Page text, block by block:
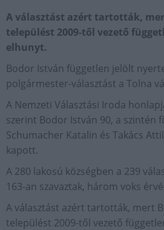
A választást azért tartották,
települést 2009-től vezető
elhunyt.
Bodor István független jelölt
polgármester-választást a Tolna
A Nemzeti Választási Iroda
szerint Bodor István 90, a szintén
Schumacher Katalin és Takács
kapott.
A 280 lakosú községben a 239
163-an szavaztak, három voks
A választást azért tartották, mert
települést 2009-től vezető